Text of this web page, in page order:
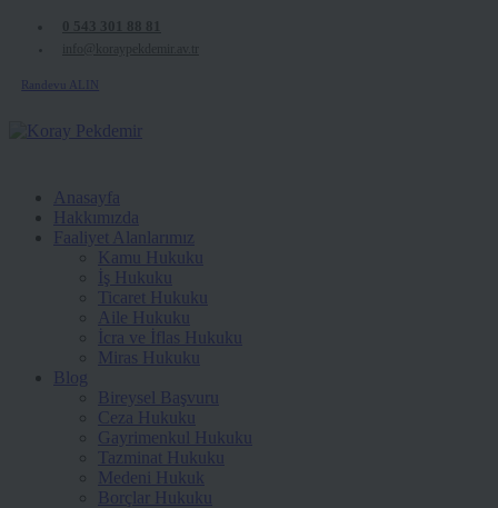
Randevu ALIN
Anasayfa
Hakkımızda
Faaliyet Alanlarımız
Kamu Hukuku
İş Hukuku
Ticaret Hukuku
Aile Hukuku
İcra ve İflas Hukuku
Miras Hukuku
Blog
Bireysel Başvuru
Ceza Hukuku
Gayrimenkul Hukuku
Tazminat Hukuku
Medeni Hukuk
Borçlar Hukuku